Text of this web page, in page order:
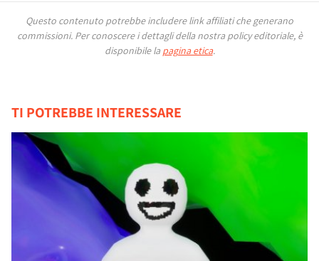
Questo contenuto potrebbe includere link affiliati che generano
commissioni. Per conoscere i dettagli della nostra policy editoriale, è
disponibile la pagina etica.
TI POTREBBE INTERESSARE